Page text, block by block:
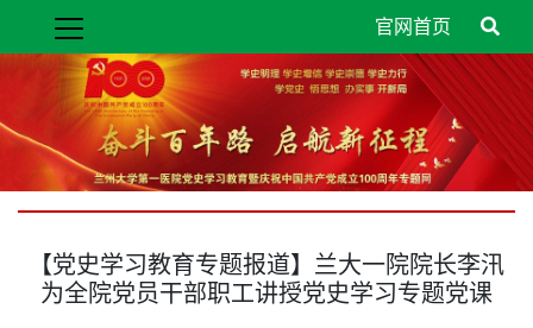
官网首页
【党史学习教育专题报道】兰大一院院长李汛
为全院党员干部职工讲授党史学习专题党课